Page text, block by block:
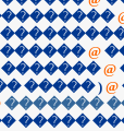
@
@
����� ) @
�������